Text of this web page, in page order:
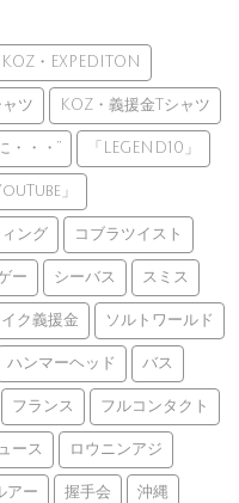
KOZ・EXPEDITON
ツ KOZ・義援金Tシャツ
・・・” 「LEGEND10」
」
ング コブラツイスト
ー シーバス スミス
ク義援金 ソルトワールド
ハンマーヘッド バス
フランス フルコンタクト
ース ロウニンアジ
アー 握手会 沖縄